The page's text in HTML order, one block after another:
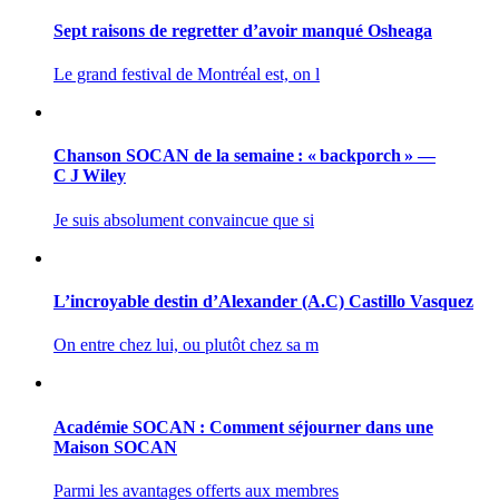
Sept raisons de regretter d’avoir manqué Osheaga
Le grand festival de Montréal est, on l
Chanson SOCAN de la semaine : « backporch » —
C J Wiley
Je suis absolument convaincue que si
L’incroyable destin d’Alexander (A.C) Castillo Vasquez
On entre chez lui, ou plutôt chez sa m
Académie SOCAN : Comment séjourner dans une
Maison SOCAN
Parmi les avantages offerts aux membres